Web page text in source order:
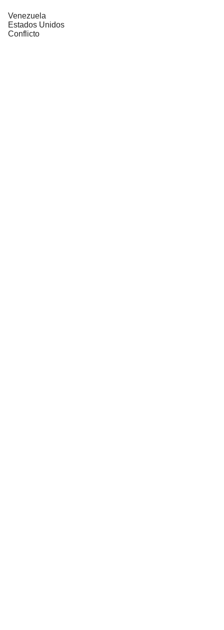
Venezuela
Estados Unidos
Conflicto